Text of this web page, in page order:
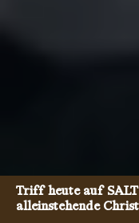
Triff heute auf SALT
alleinstehende